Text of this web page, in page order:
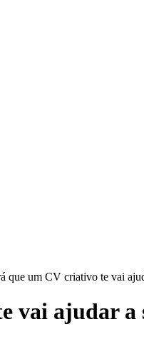
que um CV criativo te vai
vai ajudar a